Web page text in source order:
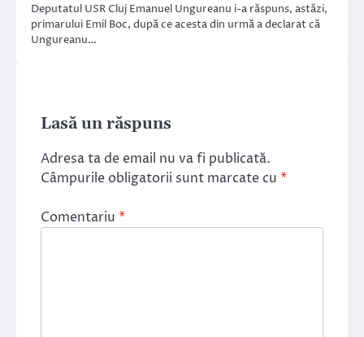
Deputatul USR Cluj Emanuel Ungureanu i-a răspuns, astăzi,
primarului Emil Boc, după ce acesta din urmă a declarat că
Ungureanu…
Lasă un răspuns
Adresa ta de email nu va fi publicată.
Câmpurile obligatorii sunt marcate cu *
Comentariu *